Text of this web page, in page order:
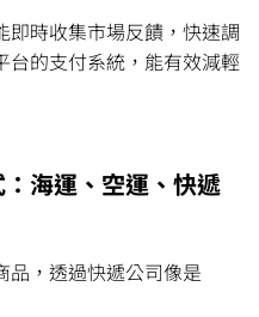
即時收集市場反饋，快速調
台的支付系統，能有效減輕
海運、空運、快遞
品，透過快遞公司像是